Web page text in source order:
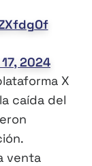
2024
X
caída del
venta